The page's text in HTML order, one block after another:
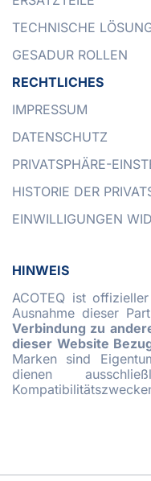
TECHNISCHE
GESADUR ROLLEN
RECHTLICHES
IMPRESSUM
DATENSCHUTZ
PRIVATSPHÄRE-
HISTORIE DER
EINWILLIGUNGEN
HINWEIS
ACOTEQ ist
Ausnahme dieser
Verbindung zu
dieser Website
Marken sind
dienen